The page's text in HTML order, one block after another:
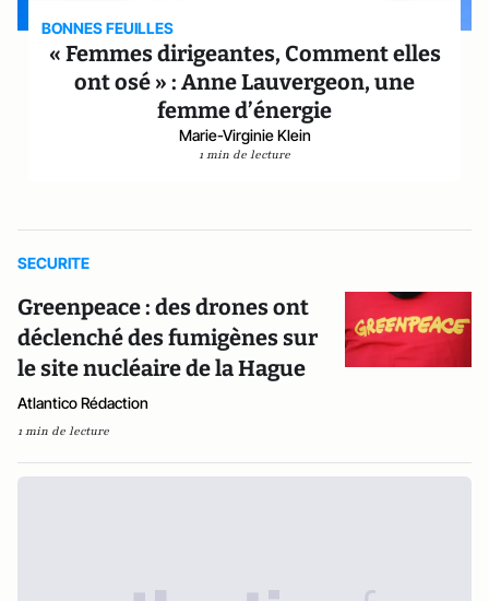
BONNES FEUILLES
« Femmes dirigeantes, Comment elles
ont osé » : Anne Lauvergeon, une
femme d’énergie
Marie-Virginie Klein
1 min de lecture
SECURITE
Greenpeace : des drones ont
déclenché des fumigènes sur
le site nucléaire de la Hague
Atlantico Rédaction
1 min de lecture